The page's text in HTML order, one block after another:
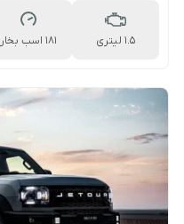
1.5 لیتری 181 اسب بخار